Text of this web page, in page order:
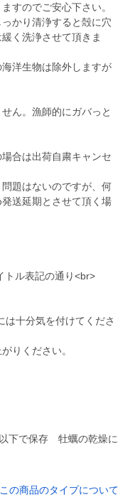
すのでご安心下さい。
かり清浄すると殻に穴
く洗浄させて頂きま
洋生物は除外しますが
ん。漁師的にガバっと
合は出荷自粛キャンセ
題はないのですが、何
送延期とさせて頂く場
ル表記の通り<br>
十分気を付けてくださ
りください。
下で保存 牡蠣の乾燥に
この商品のタイプについて